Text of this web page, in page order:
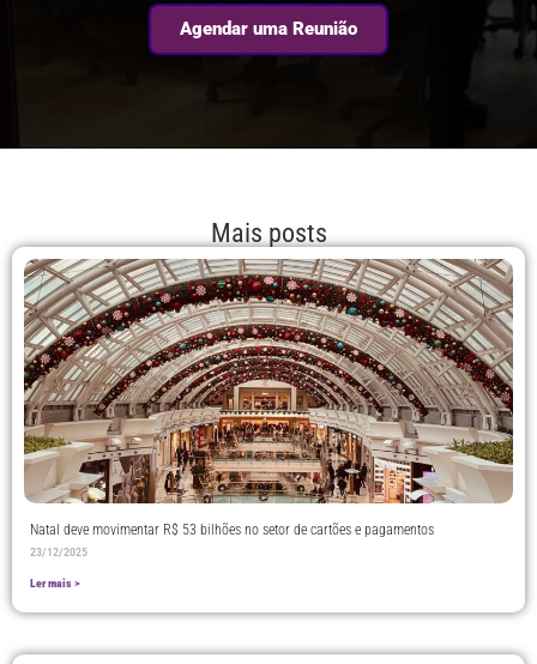
Agendar uma Reunião
Mais posts
Natal deve movimentar R$ 53 bilhões no setor de cartões e pagamentos
23/12/2025
Ler mais >